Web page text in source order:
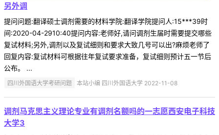
另外调
提问问题:翻译硕士调剂需要的材料学院:翻译学院提问人:15***39时
间:2020-04-2910:40提问内容:老师好,请问调剂生届时需要提交哪些
复试材料;另外,调剂以及复试细则和要求大致几号可以出?麻烦老师了
回复内容:复试材料可根据往年复试要求准备，复试细则预计五一节后
公布。 ...
四川外国语大学考研问题 本站小编 四川外国语大学 2022-11-08
调剂马克思主义理论专业有调剂名额吗的一志愿西安电子科技
大学3